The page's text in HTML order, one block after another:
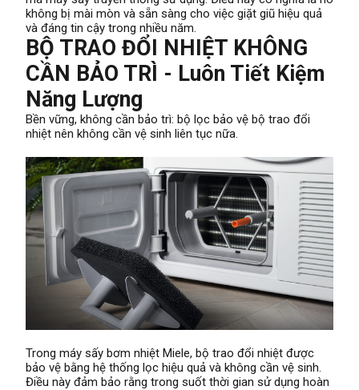
không bị mài mòn và sẵn sàng cho việc giặt giũ hiệu quả
và đáng tin cậy trong nhiều năm.
BỘ TRAO ĐỔI NHIỆT KHÔNG
CẦN BẢO TRÌ - Luôn Tiết Kiệm
Năng Lượng
Bền vững, không cần bảo trì: bộ lọc bảo vệ bộ trao đổi
nhiệt nên không cần vệ sinh liên tục nữa.
Trong máy sấy bơm nhiệt Miele, bộ trao đổi nhiệt được
bảo vệ bằng hệ thống lọc hiệu quả và không cần vệ sinh.
Điều này đảm bảo rằng trong suốt thời gian sử dụng hoàn